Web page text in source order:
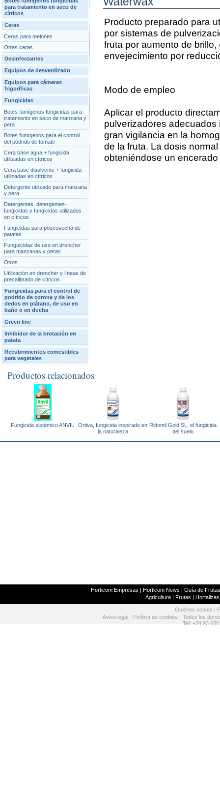
para tratamiento en seco de
cítricos
Ceras
Ceras para melones
Otras ceras
Desinfectantes
Equipos de desverdizado
Equipos para cámaras
frigoríficas
Fungicidas
Botes fumígenos fungicidas para
tratamiento en seco de manzana y
pera
Botes fumígenos para el control
del podrido de tomate
Cera base agua + fungicida
utilizadas en cítricos
Cera base disolvente + fungicida
utilizadas en cítricos
Detergente utilizado para manzana
y pera
Detergentes, detergentes-
fungicidas y fungicidas utilizados
en cítricos
Fungicidas para poscosecha de
patatas
Funguicidas de uso en drencher
para manzanas y peras
Otros
Utilización en drencher y líneas de
precalibrado de cítricos
Fungicidas para el control de
podrido de corona y de los
dedos en plátano, de uso en
baño o en ducha
Green line
Inhibidor de la brotación en
patata
Recubrimientos comestibles
para vegetales
Producto preparado para
por sistemas de
fruta por aumento de
envejecimiento por
Modo de empleo
Aplicar el producto
pulverizadores
gran vigilancia en la
de la fruta. La dosis
obteniéndose un
Productos relacionados
Fungicida sistémico ANVIL
Ortiva, fungicida inspirado en
la naturaleza
Ridomil Gold SL, el fungicida
del suelo
Horticom Empresas | Horticom News | Guía de
Agricultura| Frutas | Hortalizas
Quiénes somos
Aviso legal - Política de cookies - Todos los
Tel: +34 93